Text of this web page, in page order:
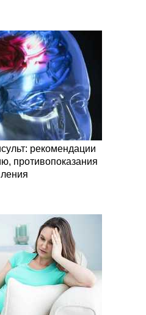
рекомендации
противопоказания